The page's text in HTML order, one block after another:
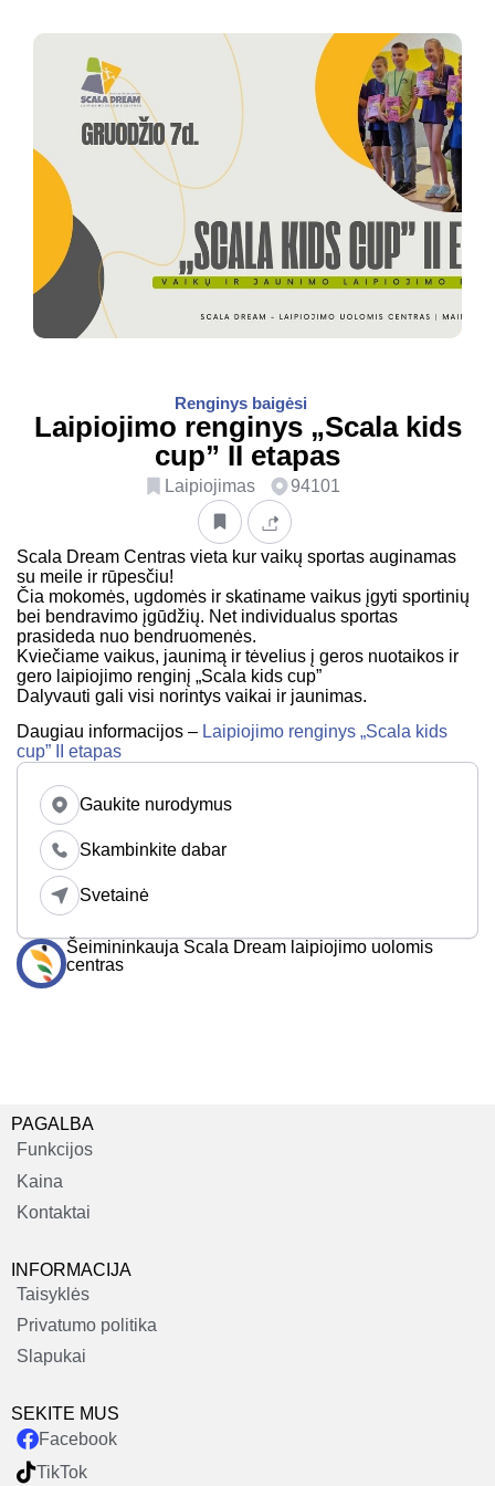
Renginys baigėsi
Laipiojimo renginys „Scala kids
cup” II etapas
Laipiojimas 94101
Scala Dream Centras vieta kur vaikų sportas auginamas
su meile ir rūpesčiu!
Čia mokomės, ugdomės ir skatiname vaikus įgyti sportinių
bei bendravimo įgūdžių. Net individualus sportas
prasideda nuo bendruomenės.
Kviečiame vaikus, jaunimą ir tėvelius į geros nuotaikos ir
gero laipiojimo renginį „Scala kids cup”
Dalyvauti gali visi norintys vaikai ir jaunimas.
Daugiau informacijos – Laipiojimo renginys „Scala kids
cup” II etapas
Gaukite nurodymus
Skambinkite dabar
Svetainė
Šeimininkauja Scala Dream laipiojimo uolomis
centras
PAGALBA
Funkcijos
Kaina
Kontaktai
INFORMACIJA
Taisyklės
Privatumo politika
Slapukai
SEKITE MUS
Facebook
TikTok